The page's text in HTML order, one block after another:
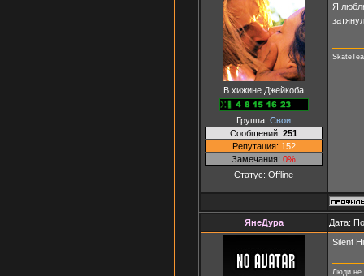
В хижине Джейкоба
Группа: Свои
Сообщений: 251
Репутация: 152
Замечания: 0%
Статус: Offline
Я
ЯнеДура
Дата:
Silent
Люди не